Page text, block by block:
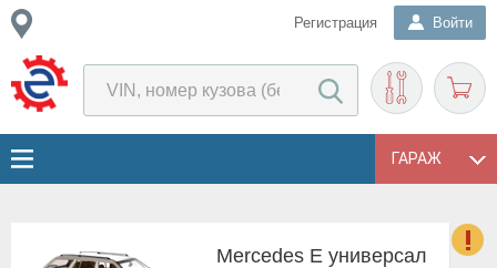
Регистрация Войти
ГАРАЖ
Mercedes E универсал